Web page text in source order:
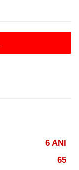
6 ANI
65